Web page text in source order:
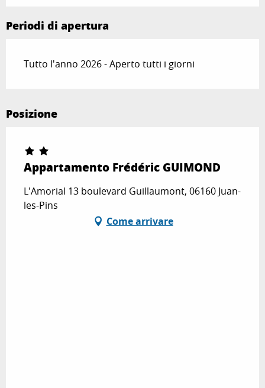
Periodi di apertura
Tutto l'anno 2026 - Aperto tutti i giorni
Posizione
Appartamento Frédéric GUIMOND
L'Amorial 13 boulevard Guillaumont, 06160 Juan-
les-Pins
Come arrivare